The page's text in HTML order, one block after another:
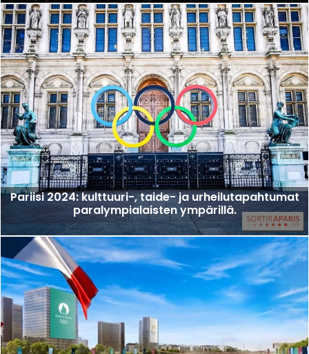
Pariisi 2024: kulttuuri-, taide- ja urheilutapahtumat
paralympialaisten ympärillä.